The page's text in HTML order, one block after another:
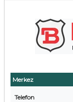
Merkez
Telefon